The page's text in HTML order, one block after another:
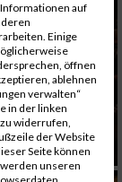
auf
Einige
öffnen
ablehnen
verwalten“
in der linken
widerrufen,
der Website
Seite können
unseren